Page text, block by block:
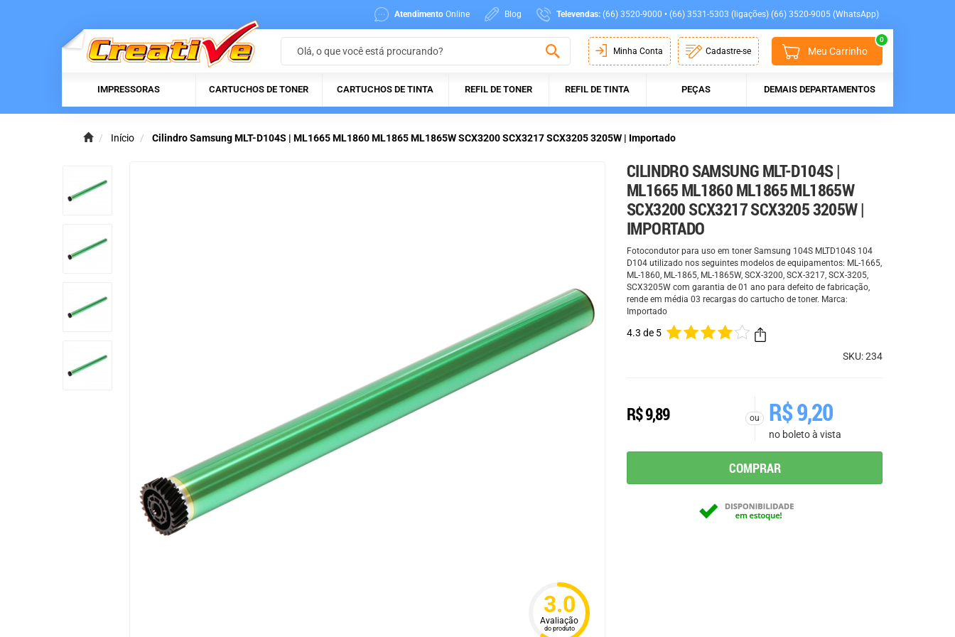
Atendimento Online Blog Televendas: (66) 3520-9000 • (66) 3531-5303 (ligações) (66) 3520-9005 (WhatsApp)
Minha Conta Cadastre-se Meu Carrinho
0
IMPRESSORAS CARTUCHOS DE TONER CARTUCHOS DE TINTA REFIL DE TONER REFIL DE TINTA PEÇAS DEMAIS DEPARTAMENTOS
Início Cilindro Samsung MLT-D104S | ML1665 ML1860 ML1865 ML1865W SCX3200 SCX3217 SCX3205 3205W | Importado
3.0
Avaliação
do produto
CILINDRO SAMSUNG MLT-D104S |
ML1665 ML1860 ML1865 ML1865W
SCX3200 SCX3217 SCX3205 3205W |
IMPORTADO
Fotocondutor para uso em toner Samsung 104S MLTD104S 104
D104 utilizado nos seguintes modelos de equipamentos: ML-1665,
ML-1860, ML-1865, ML-1865W, SCX-3200, SCX-3217, SCX-3205,
SCX3205W com garantia de 01 ano para defeito de fabricação,
rende em média 03 recargas do cartucho de toner. Marca:
Importado
4.3 de 5
SKU: 234
R$9,89 ou R$9,20
no boleto à vista
COMPRAR